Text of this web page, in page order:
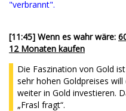
"verbrannt".
[11:45] Wenn es wahr wäre:
12 Monaten kaufen
Die Faszination von Gold
sehr hohen Goldpreises
weiter in Gold investieren.
„Frasl fragt“.